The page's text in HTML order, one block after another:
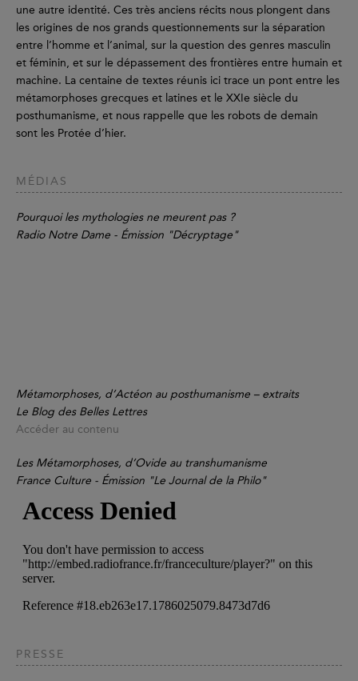
une autre identité. Ces très anciens récits nous plongent dans
les origines de nos grands questionnements sur la séparation
entre l’homme et l’animal, sur la question des genres masculin
et féminin, et sur le dépassement des frontières entre humain et
machine. La centaine de textes réunis ici trace un pont entre les
métamorphoses grecques et latines et le XXIe siècle du
posthumanisme, et nous rappelle que les robots de demain
sont les Protée d’hier.
MÉDIAS
Pourquoi les mythologies ne meurent pas ?
Radio Notre Dame - Émission "Décryptage"
Métamorphoses, d’Actéon au posthumanisme – extraits
Le Blog des Belles Lettres
Accéder au contenu
Les Métamorphoses, d’Ovide au transhumanisme
France Culture - Émission "Le Journal de la Philo"
PRESSE